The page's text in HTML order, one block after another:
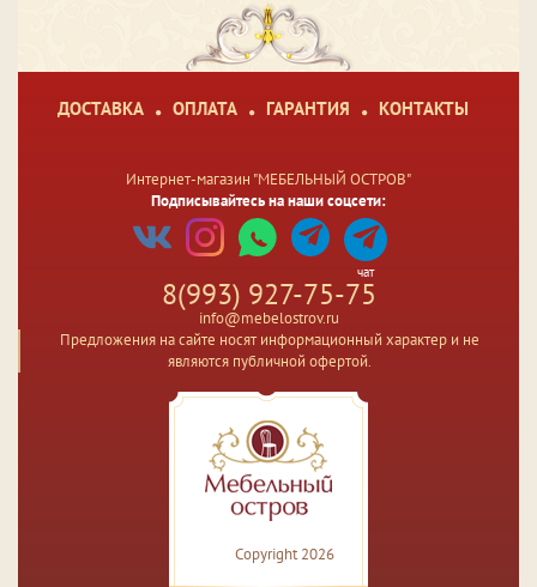
ДОСТАВКА ОПЛАТА ГАРАНТИЯ КОНТАКТЫ
Интернет-магазин "МЕБЕЛЬНЫЙ ОСТРОВ"
Подписывайтесь на наши соцсети:
чат
8(993) 927-75-75
info@mebelostrov.ru
Предложения на сайте носят информационный характер и не
являются публичной офертой.
Copyright 2026